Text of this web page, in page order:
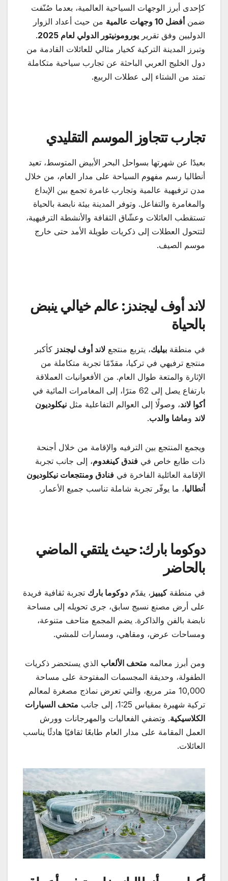
كإحدى أبرز الوجهات السياحية العالمية، بعدما صُنّفت
ضمن أفضل 10 وجهات عالمية
من حيث أعداد الزوار
الدوليين وفق تقرير يورومونيتور الدولي لعام 2025
.
وتبرز المدينة التركية كخيار مثالي للعائلات القادمة من
دول الخليج العربي الباحثة عن تجارب سياحية متكاملة
تمتد من الشتاء إلى عطلات الربيع.
تجارب تتجاوز الموسم التقليدي
بعيدًا عن شهرتها بسواحل البحر الأبيض المتوسط، تعيد
أنطاليا رسم مفهوم السياحة على مدار العام، من خلال
مدن ترفيهية عالمية وتجارب غامرة تجمع بين الإبداع
والمغامرة والتفاعل. وتوفر المدينة بيئة نابضة بالحياة
تستقطب العائلات وعشّاق الثقافة والأنشطة الترفيهية،
لتتحول العطلات إلى ذكريات طويلة الأمد حتى خارج
موسم الصيف.
لاند أوف ليجندز: عالم خيالي ينبض
بالحياة
في منطقة بيليك، يتربع منتجع لاند أوف ليجندز كأكبر
منتجع ترفيهي في تركيا، مقدّمًا تجربة متكاملة من
الإثارة والمتعة طوال العام. من الأفعوانيات العملاقة
بارتفاع يصل إلى 62 مترًا، إلى المغامرات المائية في
أكوا لاند، وصولًا إلى العوالم التفاعلية مثل نيكلوديون
لاند وماشا والدب.
ويجمع المنتجع بين الترفيه والإقامة من خلال أجنحة
ذات طابع خاص في فندق كينغدوم، إلى جانب تجربة
الإقامة العائلية الفاخرة في فنادق ومنتجعات نيكلوديون
أنطاليا، ما يوفّر تجربة شاملة تناسب جميع الأعمار.
دوكوما بارك: حيث يلتقي الماضي
بالحاضر
في منطقةكيبيز ، يقدّم دوكوما بارك تجربة ثقافية فريدة
على أرض مصنع نسيج سابق، جرى تحويله إلى مساحة
نابضة بالفن والذاكرة. يضم المجمع متاحف متنوعة،
ومساحات عرض، ومقاهي، ومسارات للمشي.
ومن أبرز معالمه متحف الألعاب الذي يستحضر ذكريات
الطفولة، وحديقة المجسمات المفتوحة على مساحة
10,000 متر مربع، والتي تعرض نماذج مصغرة لمعالم
تركية شهيرة بمقياس 1:25، إلى جانب
متحف السيارات
الكلاسيكية. وتضفي الفعاليات والمهرجانات وورش
العمل المقامة على مدار العام طابعًا ثقافيًا هادئًا يناسب
العائلات.